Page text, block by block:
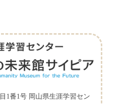
1番1号 岡山県生涯学習セン